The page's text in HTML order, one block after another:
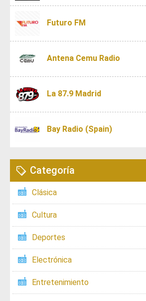
Futuro FM
Antena Cemu Radio
La 87.9 Madrid
Bay Radio (Spain)
Categoría
Clásica
Cultura
Deportes
Electrónica
Entretenimiento